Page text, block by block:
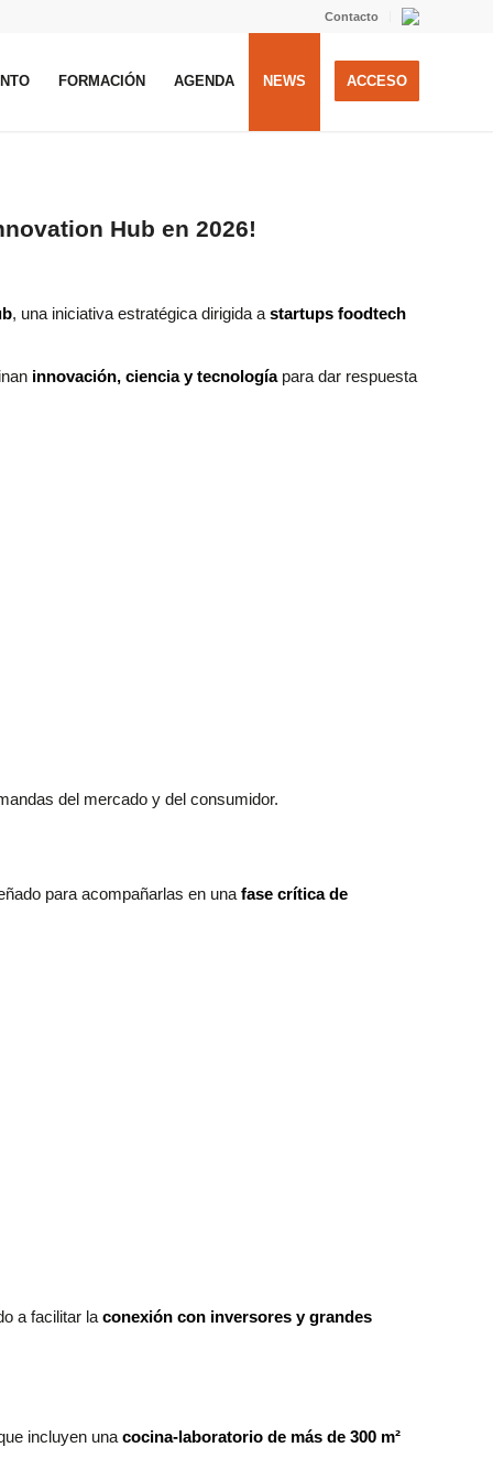
Contacto
FORMACIÓN AGENDA NEWS ACCESO
Hub en 2026!
, una iniciativa estratégica dirigida a startups foodtech
innovación, ciencia y tecnologíapara dar respuesta
del mercado y del consumidor.
para acompañarlas en una fase crítica de
a facilitar la conexión con inversores y grandes
incluyen una cocina-laboratorio de más de 300 m²